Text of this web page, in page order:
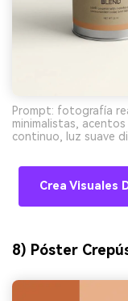
Prompt: fotografía
minimalistas,
continuo, luz suave
Crea Visuales
8) Póster